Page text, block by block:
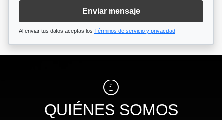
Enviar mensaje
Al enviar tus datos aceptas los Términos de servicio y privacidad
QUIÉNES SOMOS